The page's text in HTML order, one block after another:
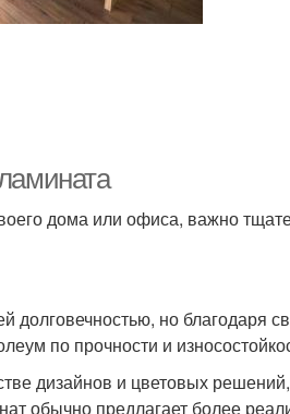
дома или офиса, важно
долговечностью, но благодаря
по прочности и
дизайнов и цветовых
обычно предлагает более